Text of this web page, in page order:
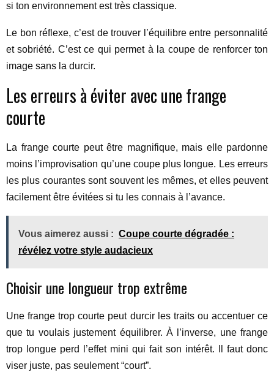
si ton environnement est très classique.
Le bon réflexe, c’est de trouver l’équilibre entre personnalité
et sobriété. C’est ce qui permet à la coupe de renforcer ton
image sans la durcir.
Les erreurs à éviter avec une frange
courte
La frange courte peut être magnifique, mais elle pardonne
moins l’improvisation qu’une coupe plus longue. Les erreurs
les plus courantes sont souvent les mêmes, et elles peuvent
facilement être évitées si tu les connais à l’avance.
Vous aimerez aussi : Coupe courte dégradée :
révélez votre style audacieux
Choisir une longueur trop extrême
Une frange trop courte peut durcir les traits ou accentuer ce
que tu voulais justement équilibrer. À l’inverse, une frange
trop longue perd l’effet mini qui fait son intérêt. Il faut donc
viser juste, pas seulement “court”.